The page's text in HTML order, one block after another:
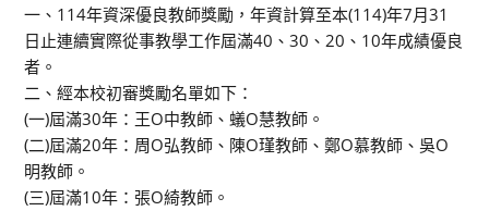
一、114年資深優良教師獎勵，年資計算至本(114)年7月31
日止連續實際從事教學工作屆滿40、30、20、10年成績優良
者。
二、經本校初審獎勵名單如下：
(一)屆滿30年：王O中教師、蟻O慧教師。
(二)屆滿20年：周O弘教師、陳O瑾教師、鄭O慕教師、吳O
明教師。
(三)屆滿10年：張O綺教師。